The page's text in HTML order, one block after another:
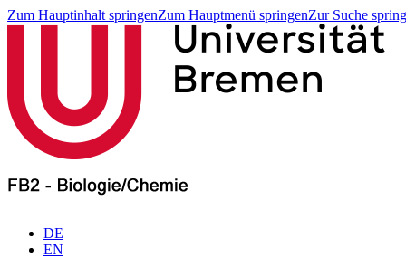
Zum Hauptinhalt springenZum Hauptmenü springenZur Suche
DE
EN